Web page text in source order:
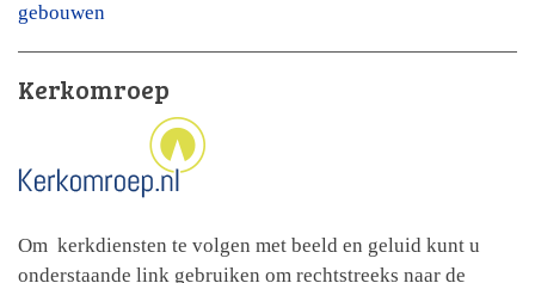
gebouwen
Kerkomroep
Om kerkdiensten te volgen met beeld en geluid kunt u
onderstaande link gebruiken om rechtstreeks naar de